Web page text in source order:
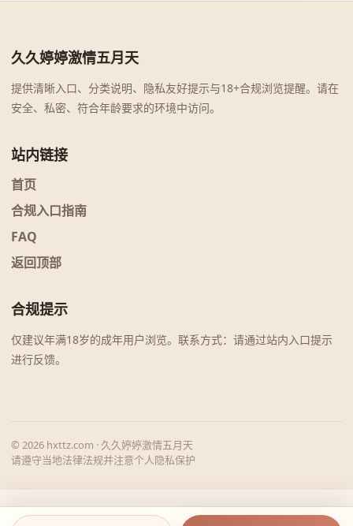
久久婷婷激情五月天
提供清晰入口、分类说明、隐私友好提示与18+合规浏览提醒。请在
安全、私密、符合年龄要求的环境中访问。
站内链接
首页
合规入口指南
FAQ
返回顶部
合规提示
仅建议年满18岁的成年用户浏览。联系方式：请通过站内入口提示
进行反馈。
© 2026 hxttz.com · 久久婷婷激情五月天
请遵守当地法律法规并注意个人隐私保护